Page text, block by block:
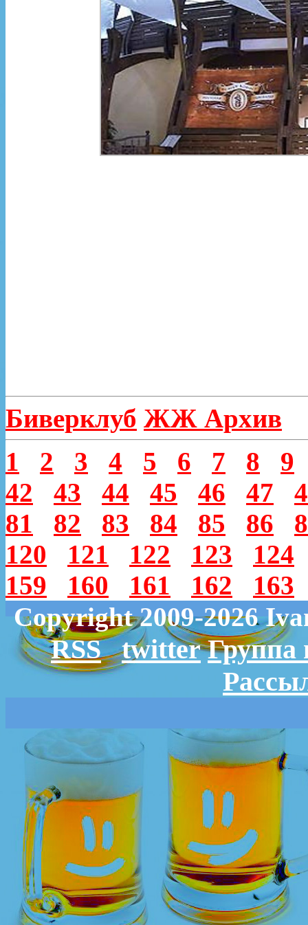
Биверклуб ЖЖ Архив
1
2 3 4 5 6 7 8
9
42
43 44 45 46 47
81
82 83 84 85 86
120
121 122 123
124
159
160 161 162
163
Copyright 2009-2026
RSS twitter Группа